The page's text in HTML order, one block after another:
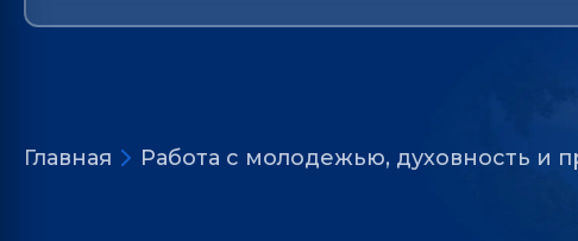
Главная Работа с молодежью, духовность и